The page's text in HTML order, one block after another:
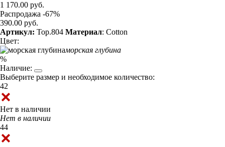
1 170.00 руб.
Распродажа -67%
390.00 руб.
Артикул: Top.804 Материал: Cotton
Цвет:
морская глубина
%
Наличие:
Выберите размер и необходимое количество:
42
Нет в наличии
Нет в наличии
44